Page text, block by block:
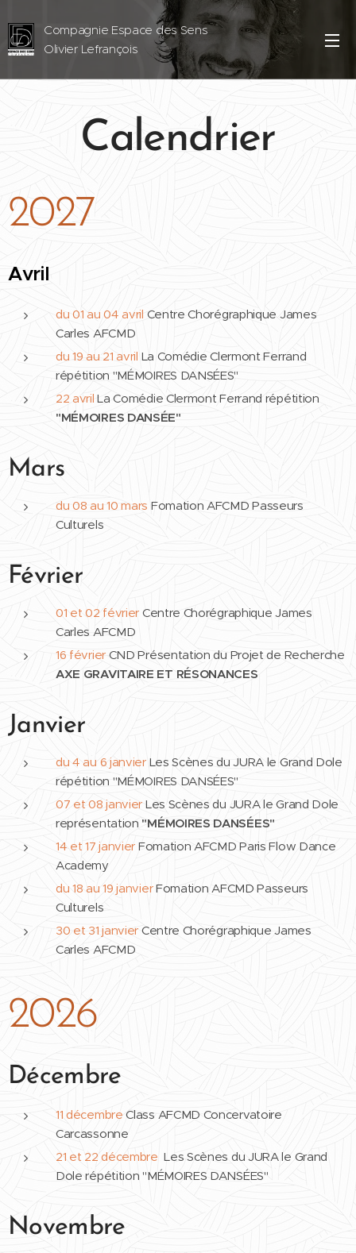
Compagnie Espace des Sens
Olivier Lefrançois
Calendrier
2027
Avril
du 01 au 04 avril Centre Chorégraphique James
Carles AFCMD
du 19 au 21 avril La Comédie Clermont Ferrand
répétition "MÉMOIRES DANSÉES"
22 avrilLa Comédie Clermont Ferrand répétition
"MÉMOIRES DANSÉE"
Mars
du 08 au 10 mars Fomation AFCMD Passeurs
Culturels
Février
01 et 02 février Centre Chorégraphique James
Carles AFCMD
16 février CND Présentation du Projet de Recherche
AXE GRAVITAIRE ET RÉSONANCES
Janvier
du 4 au 6 janvierLes Scènes du JURA le Grand Dole
répétition "MÉMOIRES DANSÉES"
07 et 08 janvier Les Scènes du JURA le Grand Dole
représentation "MÉMOIRES DANSÉES"
14 et 17 janvier Fomation AFCMD Paris Flow Dance
Academy
du 18 au 19 janvierFomation AFCMD Passeurs
Culturels
30 et 31 janvier Centre Chorégraphique James
Carles AFCMD
2026
Décembre
11 décembreClass AFCMD Concervatoire
Carcassonne
21 et 22 décembre Les Scènes du JURA le Grand
Dole répétition "MÉMOIRES DANSÉES"
Novembre